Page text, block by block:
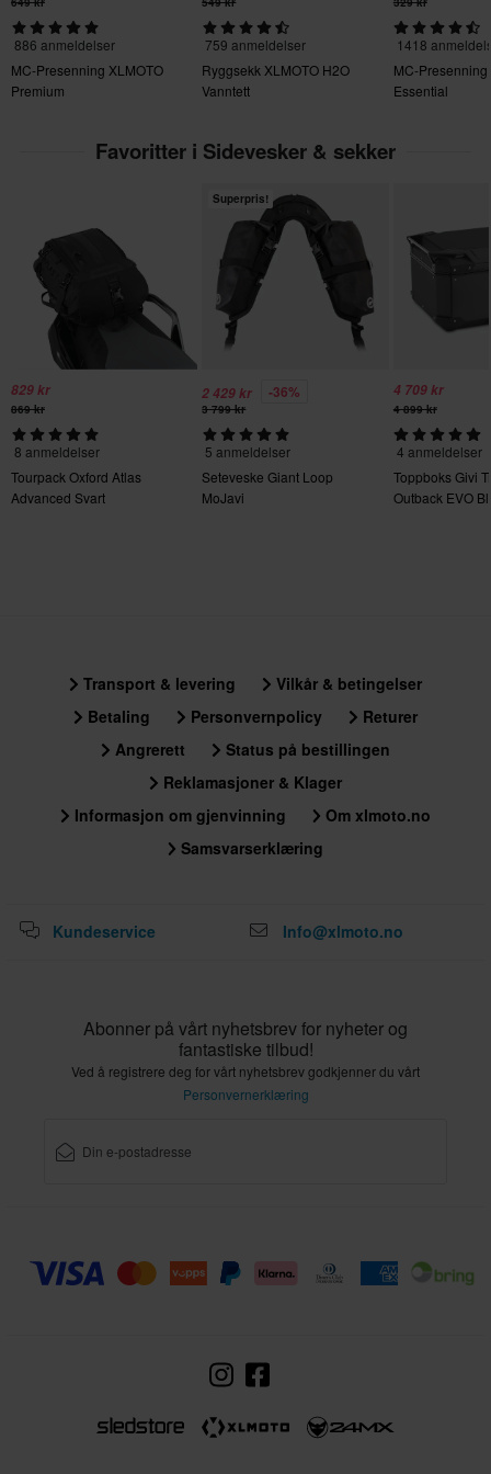
produkter som er personaliserte eller produsert på bestilling. Se
vår kundeserviceseksjon for mer informasjon og vilkår.
they will melt. Kind regards, XLMOTO Product Specialist
Still et spørsmål
Send
886 anmeldelser
MC-Presenning XLMOTO
Premium
759 anmeldelser
Ryggsekk XLMOTO H2O
Vanntett
1418
MC-Presenning
Essential
Favoritter i Sidevesker & sekker
829 kr
869 kr
8 anmeldelser
Tourpack Oxford Atlas
Advanced Svart
Superpris!
2 429 kr -36%
3 799 kr
5 anmeldelser
Seteveske Giant Loop
MoJavi
4 709 kr
4 899 kr
4 anmeldelser
Toppboks Givi
Outback EVO
Transport & levering
Vilkår & betingelser
Betaling
Personvernpolicy
Returer
Angrerett
Status på bestillingen
Reklamasjoner & Klager
Informasjon om gjenvinning
Om xlmoto.no
Samsvarserklæring
Kundeservice Info@xlmoto.no
Abonner på vårt nyhetsbrev for nyheter og
fantastiske tilbud!
Ved å registrere deg for vårt nyhetsbrev godkjenner du vårt
Personvernerklæring